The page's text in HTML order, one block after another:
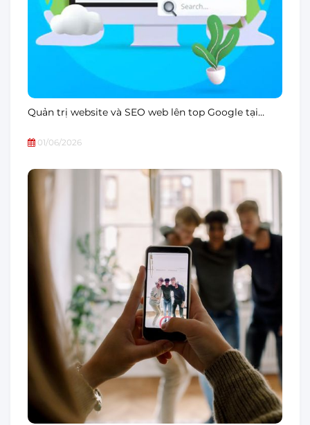
Quản trị website và SEO web lên top Google tại…
01/06/2026